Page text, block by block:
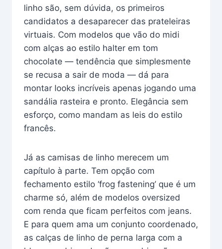
linho são, sem dúvida, os primeiros
candidatos a desaparecer das prateleiras
virtuais. Com modelos que vão do midi
com alças ao estilo halter em tom
chocolate — tendência que simplesmente
se recusa a sair de moda — dá para
montar looks incríveis apenas jogando uma
sandália rasteira e pronto. Elegância sem
esforço, como mandam as leis do estilo
francês.
Já as camisas de linho merecem um
capítulo à parte. Tem opção com
fechamento estilo ‘frog fastening’ que é um
charme só, além de modelos oversized
com renda que ficam perfeitos com jeans.
E para quem ama um conjunto coordenado,
as calças de linho de perna larga com a